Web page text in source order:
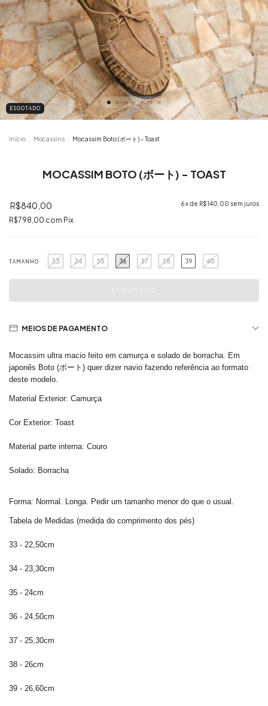
ESGOTADO
Início Mocassins Mocassim Boto (ボート) - Toast
MOCASSIM BOTO (ボート) - TOAST
R$840,00 6x de R$140,00 sem juros
R$798,00 com Pix
TAMANHO 33 34 35 36 37 38 39 40
MEIOS DE PAGAMENTO
Mocassim ultra macio feito em camurça e solado de borracha. Em
japonês Boto (ボート) quer dizer navio fazendo referência ao formato
deste modelo.
Material Exterior: Camurça
Cor Exterior: Toast
Material parte interna: Couro
Solado: Borracha
Forma: Normal. Longa. Pedir um tamanho menor do que o usual.
Tabela de Medidas (medida do comprimento dos pés)
33 - 22,50cm
34 - 23,30cm
35 - 24cm
36 - 24,50cm
37 - 25,30cm
38 - 26cm
39 - 26,60cm